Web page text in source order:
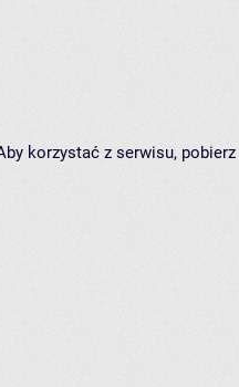
korzystać z serwisu,